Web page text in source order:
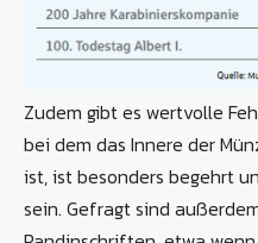
Zudem gibt es wertvolle
bei dem das Innere der
ist, ist besonders begehrt
sein. Gefragt sind